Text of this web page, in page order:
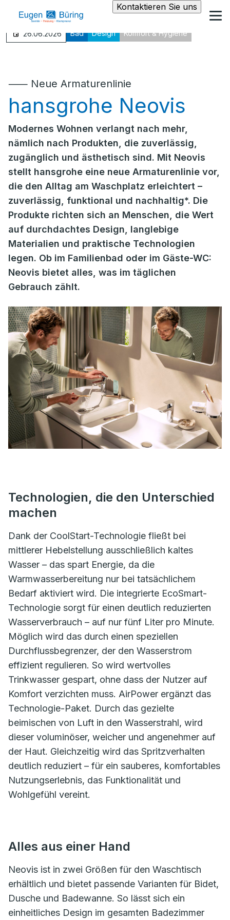
Kontaktieren Sie uns
26.06.2026 Bad Design Komfort & Hygiene
⸺ Neue Armaturenlinie
hansgrohe Neovis
Modernes Wohnen verlangt nach mehr,
nämlich nach Produkten, die zuverlässig,
zugänglich und ästhetisch sind. Mit Neovis
stellt hansgrohe eine neue Armaturenlinie vor,
die den Alltag am Waschplatz erleichtert –
zuverlässig, funktional und nachhaltig*. Die
Produkte richten sich an Menschen, die Wert
auf durchdachtes Design, langlebige
Materialien und praktische Technologien
legen. Ob im Familienbad oder im Gäste-WC:
Neovis bietet alles, was im täglichen
Gebrauch zählt.
Technologien, die den Unterschied
machen
Dank der CoolStart-Technologie fließt bei
mittlerer Hebelstellung ausschließlich kaltes
Wasser – das spart Energie, da die
Warmwasserbereitung nur bei tatsächlichem
Bedarf aktiviert wird. Die integrierte EcoSmart-
Technologie sorgt für einen deutlich reduzierten
Wasserverbrauch – auf nur fünf Liter pro Minute.
Möglich wird das durch einen speziellen
Durchflussbegrenzer, der den Wasserstrom
effizient regulieren. So wird wertvolles
Trinkwasser gespart, ohne dass der Nutzer auf
Komfort verzichten muss. AirPower ergänzt das
Technologie-Paket. Durch das gezielte
beimischen von Luft in den Wasserstrahl, wird
dieser voluminöser, weicher und angenehmer auf
der Haut. Gleichzeitig wird das Spritzverhalten
deutlich reduziert – für ein sauberes, komfortables
Nutzungserlebnis, das Funktionalität und
Wohlgefühl vereint.
Alles aus einer Hand
Neovis ist in zwei Größen für den Waschtisch
erhältlich und bietet passende Varianten für Bidet,
Dusche und Badewanne. So lässt sich ein
einheitliches Design im gesamten Badezimmer